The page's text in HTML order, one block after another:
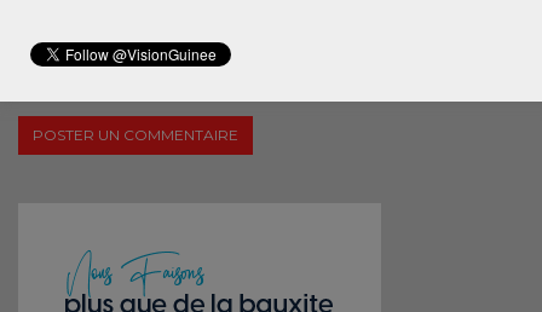
Save my name, email, and website in this browser for the next